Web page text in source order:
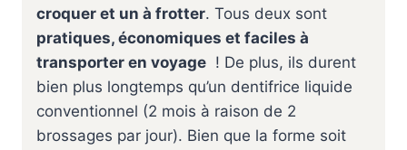
croquer et un à frotter. Tous deux sont
pratiques, économiques et faciles à
transporter en voyage ! De plus, ils durent
bien plus longtemps qu’un dentifrice liquide
conventionnel (2 mois à raison de 2
brossages par jour). Bien que la forme soit